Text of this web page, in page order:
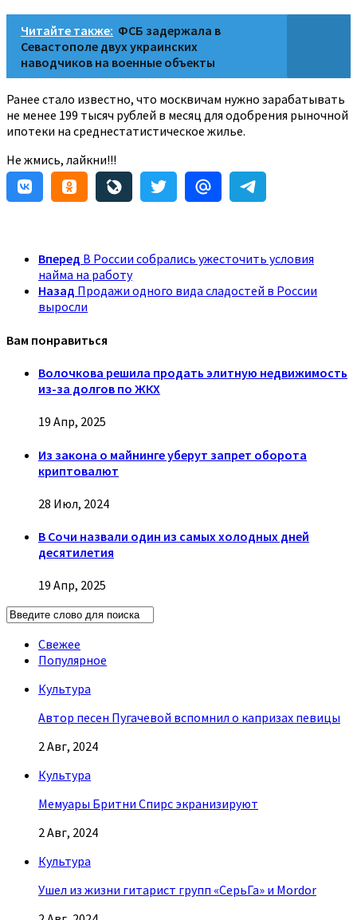
Читайте также: ФСБ задержала в
Севастополе двух украинских
наводчиков на военные объекты
Ранее стало известно, что москвичам нужно зарабатывать
не менее 199 тысяч рублей в месяц для одобрения рыночной
ипотеки на среднестатистическое жилье.
Не жмись, лайкни!!!
Вперед В России собрались ужесточить условия
найма на работу
Назад Продажи одного вида сладостей в России
выросли
Вам понравиться
Волочкова решила продать элитную недвижимость
из-за долгов по ЖКХ
19 Апр, 2025
Из закона о майнинге уберут запрет оборота
криптовалют
28 Июл, 2024
В Сочи назвали один из самых холодных дней
десятилетия
19 Апр, 2025
Свежее
Популярное
Культура
Автор песен Пугачевой вспомнил о капризах певицы
2 Авг, 2024
Культура
Мемуары Бритни Спирс экранизируют
2 Авг, 2024
Культура
Ушел из жизни гитарист групп «СерьГа» и Mordor